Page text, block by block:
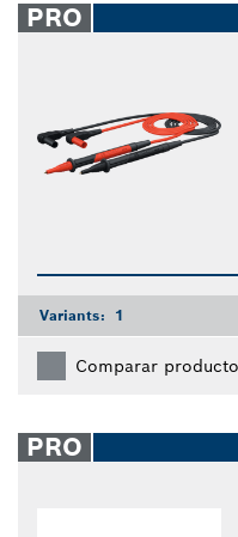
PRO
Variants: 1
Comparar producto
PRO